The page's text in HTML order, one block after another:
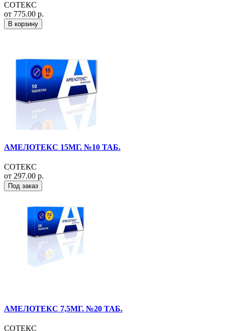
СОТЕКС
от 775.00 р.
В корзину
АМЕЛОТЕКС 15МГ. №10 ТАБ.
СОТЕКС
от 297.00 р.
Под заказ
АМЕЛОТЕКС 7,5МГ. №20 ТАБ.
СОТЕКС